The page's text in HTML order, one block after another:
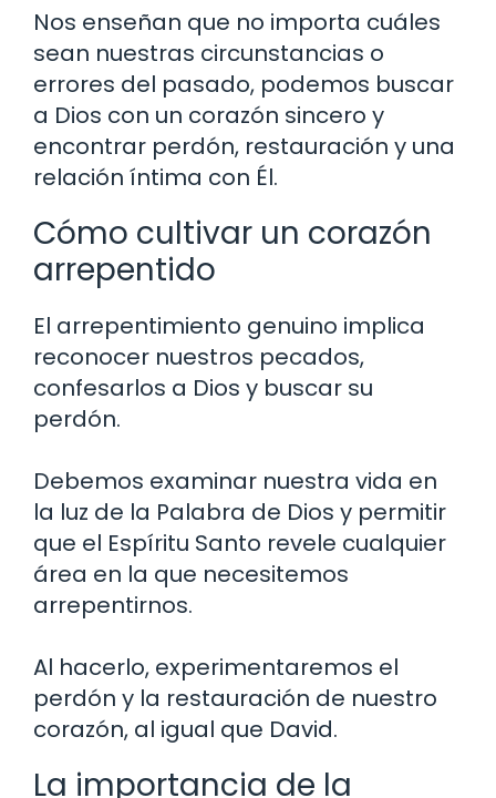
Nos enseñan que no importa cuáles
sean nuestras circunstancias o
errores del pasado, podemos buscar
a Dios con un corazón sincero y
encontrar perdón, restauración y una
relación íntima con Él.
Cómo cultivar un corazón
arrepentido
El arrepentimiento genuino implica
reconocer nuestros pecados,
confesarlos a Dios y buscar su
perdón.
Debemos examinar nuestra vida en
la luz de la Palabra de Dios y permitir
que el Espíritu Santo revele cualquier
área en la que necesitemos
arrepentirnos.
Al hacerlo, experimentaremos el
perdón y la restauración de nuestro
corazón, al igual que David.
La importancia de la